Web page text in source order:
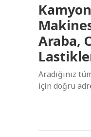
Araba,
Aradığınız
için doğru